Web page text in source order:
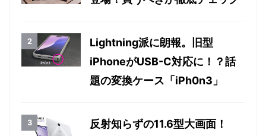
Lightning派に朗報。旧型
iPhoneがUSB-C対応に！？話
題の変換ケース「iPh0n3」
反射知らずの11.6型大画面！